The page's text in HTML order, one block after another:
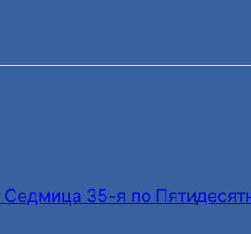
Седмица 35-я по